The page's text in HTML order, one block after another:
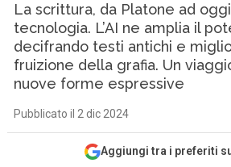
La scrittura, da Platone ad
tecnologia. L’AI ne amplia il
decifrando testi antichi e
fruizione della grafia. Un
nuove forme espressive
Pubblicato il 2 dic 2024
Aggiungi tra i preferiti